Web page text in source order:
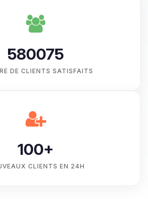
580075
DE CLIENTS SATISFAITS
100+
CLIENTS EN 24H